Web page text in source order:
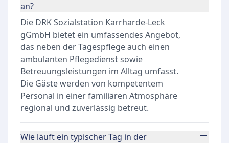
an?
Die DRK Sozialstation Karrharde-Leck
gGmbH bietet ein umfassendes Angebot,
das neben der Tagespflege auch einen
ambulanten Pflegedienst sowie
Betreuungsleistungen im Alltag umfasst.
Die Gäste werden von kompetentem
Personal in einer familiären Atmosphäre
regional und zuverlässig betreut.
Wie läuft ein typischer Tag in der